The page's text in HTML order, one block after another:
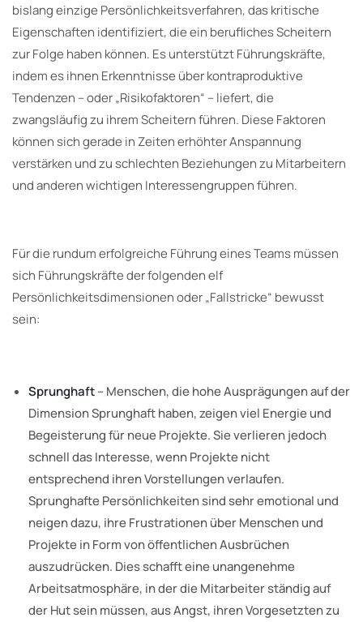
bislang einzige Persönlichkeitsverfahren, das kritische
Eigenschaften identifiziert, die ein berufliches Scheitern
zur Folge haben können. Es unterstützt Führungskräfte,
indem es ihnen Erkenntnisse über kontraproduktive
Tendenzen – oder „Risikofaktoren“ – liefert, die
zwangsläufig zu ihrem Scheitern führen. Diese Faktoren
können sich gerade in Zeiten erhöhter Anspannung
verstärken und zu schlechten Beziehungen zu Mitarbeitern
und anderen wichtigen Interessengruppen führen.
Für die rundum erfolgreiche Führung eines Teams müssen
sich Führungskräfte der folgenden elf
Persönlichkeitsdimensionen oder „Fallstricke“ bewusst
sein:
Sprunghaft– Menschen, die hohe Ausprägungen auf der
Dimension Sprunghaft haben, zeigen viel Energie und
Begeisterung für neue Projekte. Sie verlieren jedoch
schnell das Interesse, wenn Projekte nicht
entsprechend ihren Vorstellungen verlaufen.
Sprunghafte Persönlichkeiten sind sehr emotional und
neigen dazu, ihre Frustrationen über Menschen und
Projekte in Form von öffentlichen Ausbrüchen
auszudrücken. Dies schafft eine unangenehme
Arbeitsatmosphäre, in der die Mitarbeiter ständig auf
der Hut sein müssen, aus Angst, ihren Vorgesetzten zu